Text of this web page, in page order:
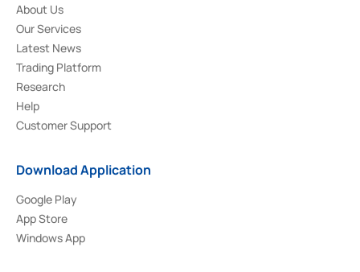
About Us
Our Services
Latest News
Trading Platform
Research
Help
Customer Support
Download Application
Google Play
App Store
Windows App